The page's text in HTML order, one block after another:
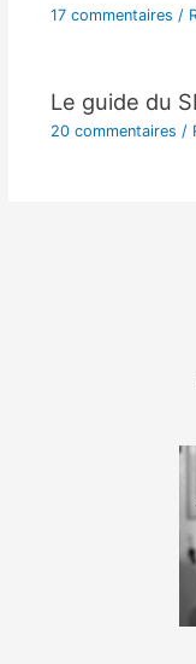
17 commentaires /
Le guide du
20 commentaires /